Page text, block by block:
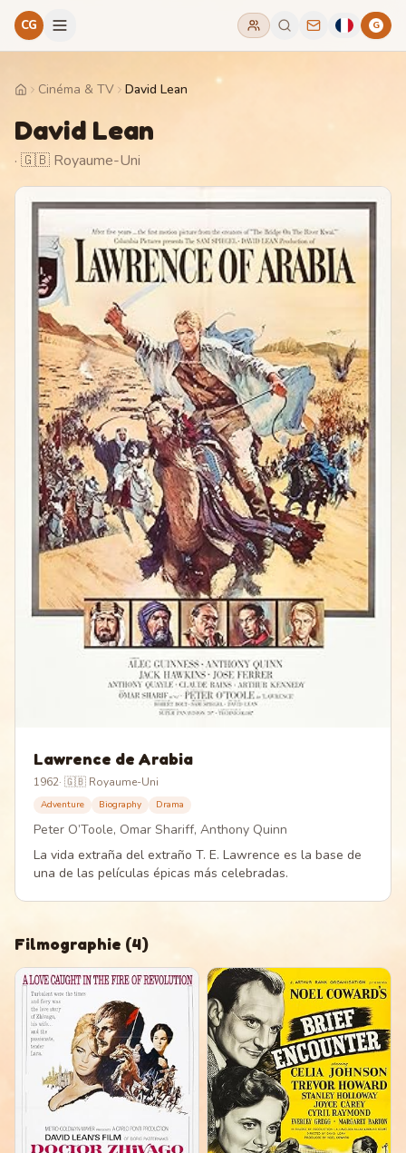
CG G
HomeCinéma & TV David Lean
David Lean
· 🇬🇧 Royaume-Uni
Lawrence de Arabia
1962· 🇬🇧 Royaume-Uni
Adventure Biography Drama
Peter O’Toole, Omar Shariff, Anthony Quinn
La vida extraña del extraño T. E. Lawrence es la base de
una de las películas épicas más celebradas.
Filmographie (4)